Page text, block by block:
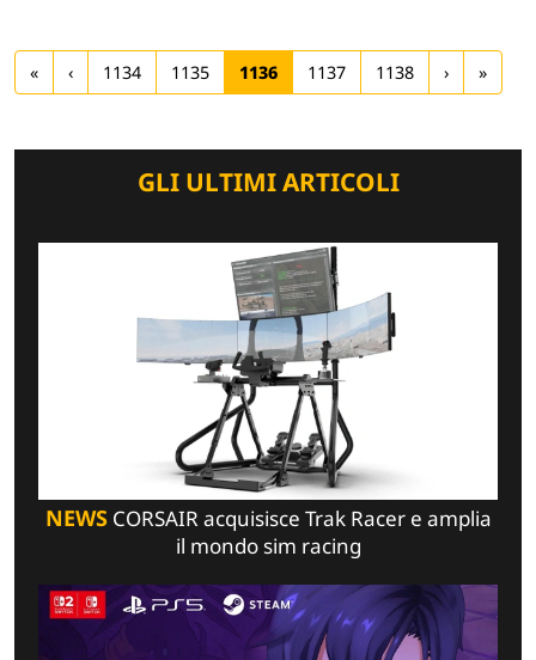
« ‹ 1134 1135 1136 1137 1138 › »
GLI ULTIMI ARTICOLI
NEWSCORSAIR acquisisce Trak Racer e amplia
il mondo sim racing